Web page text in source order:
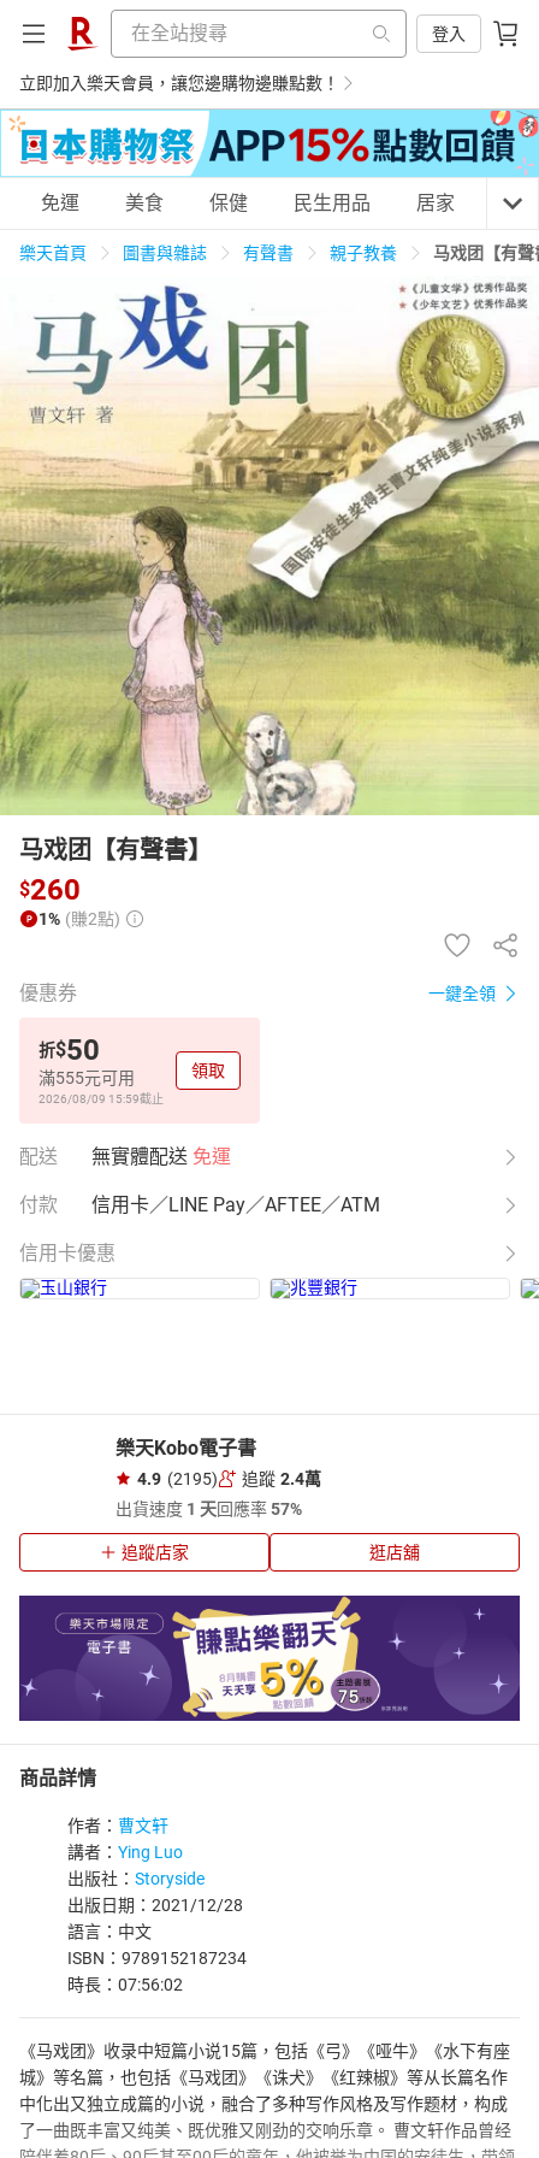
登入
立即加入樂天會員，讓您邊購物邊賺點數！
購物網分類
天天免運 美食蛋糕 養生保健 民生用品
居家生活 3C家電 運動休閒 親子玩具
女裝 男裝 化妝保養 情趣用品
日本購物 電子/紙本書
HOT
免運 美食 保健 民生用品 居家 3C
樂天首頁 圖書與雜誌 有聲書 親子教養 马戏团【有聲
马戏团【有聲書】
$260
1% (賺2點)
優惠券 一鍵全領
折$50
滿555元可用
2026/08/09 15:59截止
領取
配送 無實體配送 免運
付款 信用卡／LINE Pay／AFTEE／ATM
信用卡優惠
樂天Kobo電子書
4.9 (2195) 追蹤 2.4萬
出貨速度 1 天回應率57%
追蹤店家 逛店舖
商品詳情
作者： 曹文轩
講者： Ying Luo
出版社： Storyside
出版日期：2021/12/28
語言：中文
ISBN：9789152187234
時長：07:56:02
《马戏团》收录中短篇小说15篇，包括《弓》《哑牛》《水下有座
城》等名篇，也包括《马戏团》《诛犬》《红辣椒》等从长篇名作
中化出又独立成篇的小说，融合了多种写作风格及写作题材，构成
了一曲既丰富又纯美、既优雅又刚劲的交响乐章。 曹文轩作品曾经